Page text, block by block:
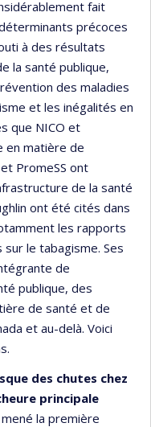
fait
précoces
à des résultats
la santé publique,
des maladies
et les inégalités en
que NICO et
en matière de
PromeSS ont
de la santé
ont été cités dans
les rapports
le tabagisme. Ses
de
publique, des
de santé et de
et au-delà. Voici
des chutes chez
principale
la première